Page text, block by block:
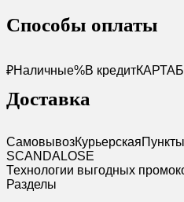
Способы оплаты
₽Наличные%В кредитКАРТА
Доставка
СамовывозКурьерская
SCANDALOSE
Технологии выгодных
Разделы